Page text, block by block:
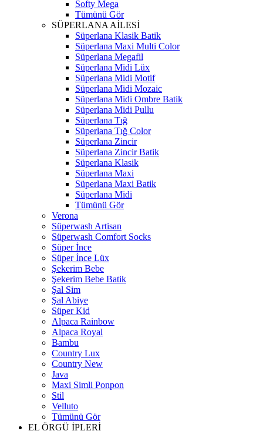
Softy Mega
Tümünü Gör
SÜPERLANA AİLESİ
Süperlana Klasik Batik
Süperlana Maxi Multi Color
Süperlana Megafil
Süperlana Midi Lüx
Süperlana Midi Motif
Süperlana Midi Mozaic
Süperlana Midi Ombre Batik
Süperlana Midi Pullu
Süperlana Tığ
Süperlana Tığ Color
Süperlana Zincir
Süperlana Zincir Batik
Süperlana Klasik
Süperlana Maxi
Süperlana Maxi Batik
Süperlana Midi
Tümünü Gör
Verona
Süperwash Artisan
Süperwash Comfort Socks
Süper İnce
Süper İnce Lüx
Şekerim Bebe
Şekerim Bebe Batik
Şal Sim
Şal Abiye
Süper Kid
Alpaca Rainbow
Alpaca Royal
Bambu
Country Lux
Country New
Java
Maxi Simli Ponpon
Stil
Velluto
Tümünü Gör
EL ÖRGÜ İPLERİ